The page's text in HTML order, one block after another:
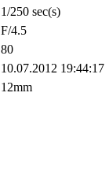
1/250 sec(s)
F/4.5
80
10.07.2012 19:44:17
12mm